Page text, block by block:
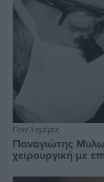
Πριν 3 ημέρες
Παναγιώτης
χειρουργική με